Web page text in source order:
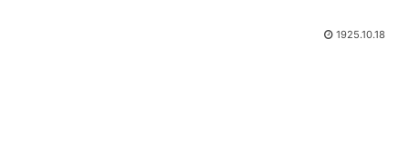
1925.10.18